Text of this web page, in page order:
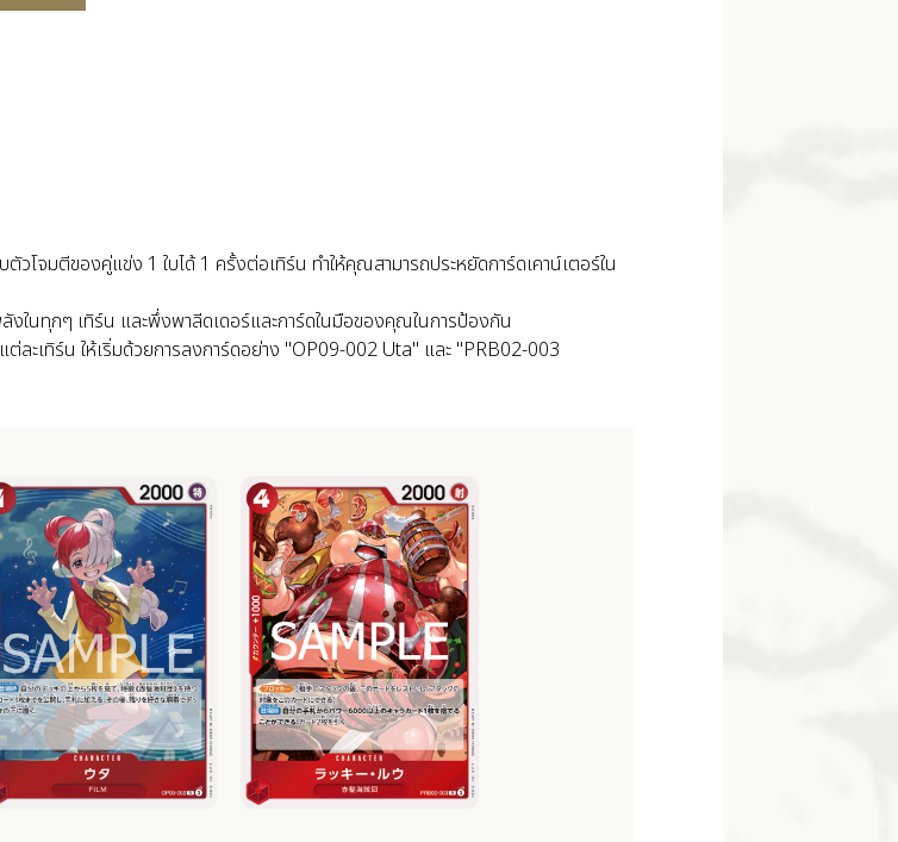
โจมตีของคู่แข่ง 1 ใบได้ 1 ครั้งต่อเทิร์น ทำให้คุณสามารถประหยัดการ์ดเคาน์เตอร์ใน
ในทุกๆ เทิร์น และพึ่งพาลีดเดอร์และการ์ดในมือของคุณในการป้องกัน
ละเทิร์น ให้เริ่มด้วยการลงการ์ดอย่าง "OP09-002 Uta" และ "PRB02-003